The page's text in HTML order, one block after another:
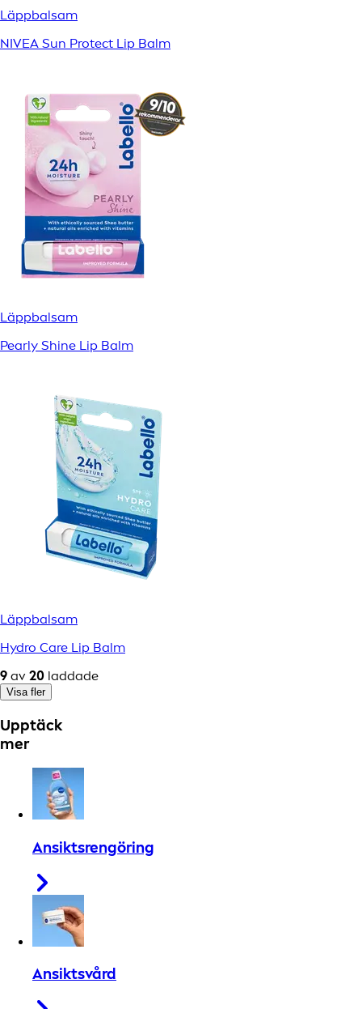
Läppbalsam
NIVEA Sun Protect Lip Balm
Läppbalsam
Pearly Shine Lip Balm
Läppbalsam
Hydro Care Lip Balm
9 av 20 laddade
Visa fler
Upptäck
mer
Ansiktsrengöring
Ansiktsvård